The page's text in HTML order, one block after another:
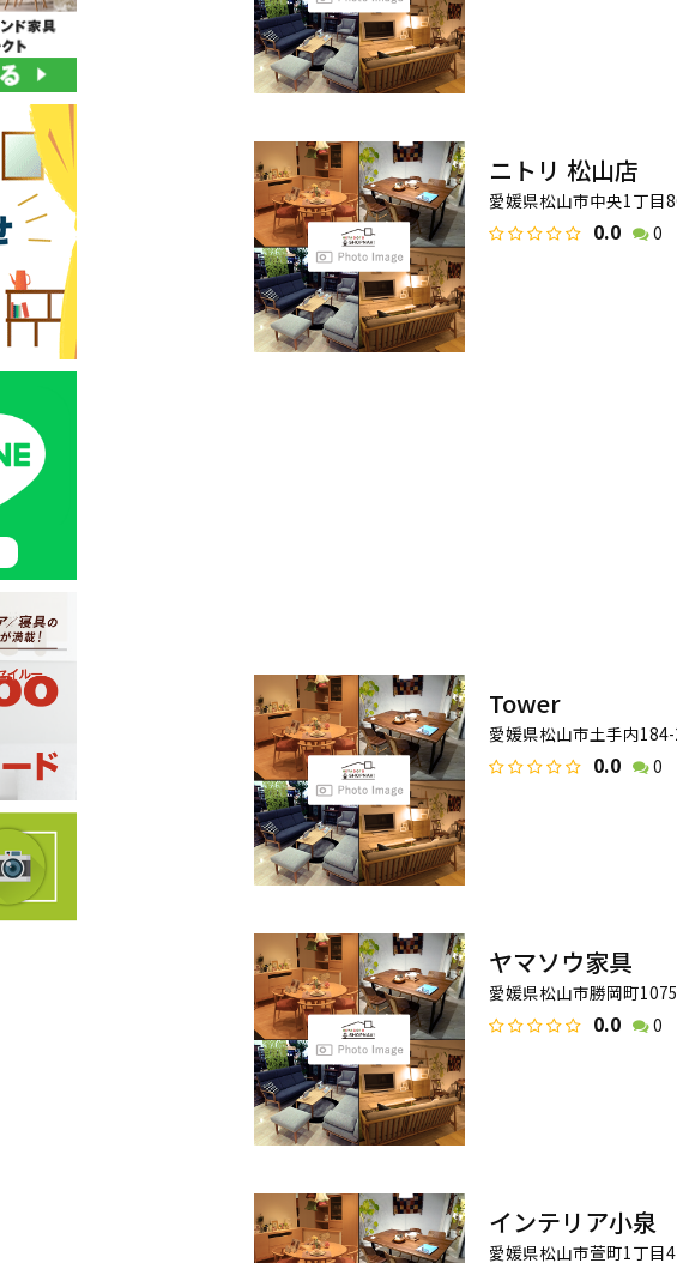
ニトリ 松山店
愛媛県松山市中央1丁目
0.0 0
Tower
愛媛県松山市土手内
0.0 0
ヤマソウ家具
愛媛県松山市勝岡町
0.0 0
インテリア小泉
愛媛県松山市萱町1丁目